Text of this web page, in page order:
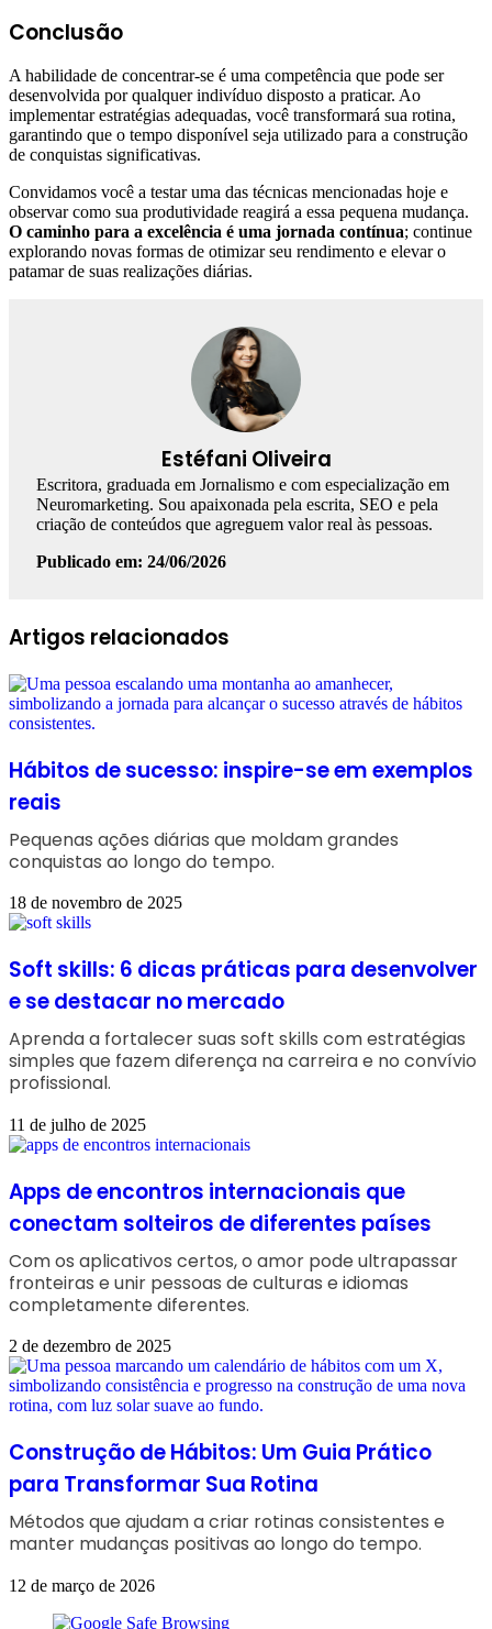
Conclusão
A habilidade de concentrar-se é uma competência que pode ser
desenvolvida por qualquer indivíduo disposto a praticar. Ao
implementar estratégias adequadas, você transformará sua rotina,
garantindo que o tempo disponível seja utilizado para a construção
de conquistas significativas.
Convidamos você a testar uma das técnicas mencionadas hoje e
observar como sua produtividade reagirá a essa pequena mudança.
O caminho para a excelência é uma jornada contínua; continue
explorando novas formas de otimizar seu rendimento e elevar o
patamar de suas realizações diárias.
Estéfani Oliveira
Escritora, graduada em Jornalismo e com especialização em
Neuromarketing. Sou apaixonada pela escrita, SEO e pela
criação de conteúdos que agreguem valor real às pessoas.
Publicado em: 24/06/2026
Facebook
Linkedin
WhatsApp
Telegram
Artigos relacionados
Hábitos de sucesso: inspire-se em exemplos
reais
Pequenas ações diárias que moldam grandes
conquistas ao longo do tempo.
18 de novembro de 2025
Soft skills: 6 dicas práticas para desenvolver
e se destacar no mercado
Aprenda a fortalecer suas soft skills com estratégias
simples que fazem diferença na carreira e no convívio
profissional.
11 de julho de 2025
Apps de encontros internacionais que
conectam solteiros de diferentes países
Com os aplicativos certos, o amor pode ultrapassar
fronteiras e unir pessoas de culturas e idiomas
completamente diferentes.
2 de dezembro de 2025
Construção de Hábitos: Um Guia Prático
para Transformar Sua Rotina
Métodos que ajudam a criar rotinas consistentes e
manter mudanças positivas ao longo do tempo.
12 de março de 2026